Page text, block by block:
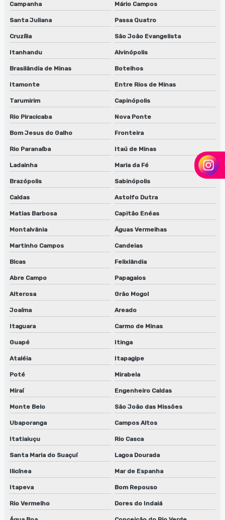
Campanha Mário Campos
Santa Juliana Passa Quatro
Cruzília São João Evangelista
Itanhandu Alvinópolis
Brasilândia de Minas Botelhos
Itamonte Entre Rios de Minas
Tarumirim Capinópolis
Rio Piracicaba Nova Ponte
Bom Jesus do Galho Fronteira
Rio Paranaíba Itaú de Minas
Ladainha Maria da Fé
Brazópolis Sabinópolis
Caldas Astolfo Dutra
Matias Barbosa Capitão Enéas
Montalvânia Águas Vermelhas
Martinho Campos Candeias
Bicas Felixlândia
Abre Campo Papagaios
Alterosa Grão Mogol
Joaíma Areado
Itaguara Carmo de Minas
Guapé Itinga
Ataléia Itapagipe
Poté Mirabela
Miraí Engenheiro Caldas
Monte Belo São João das Missões
Ubaporanga Campos Altos
Itatiaiuçu Rio Casca
Santa Maria do Suaçuí Lagoa Dourada
Ilicínea Mar de Espanha
Itapeva Bom Repouso
Rio Vermelho Dores do Indaiá